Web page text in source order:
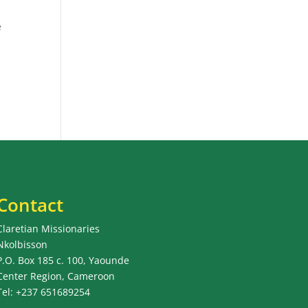
Missionaries
Box 185 c. 100, Yaounde
Region, Cameroon
+237 651689254